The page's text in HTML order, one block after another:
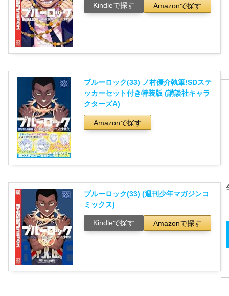
Kindleで探す Amazonで探す
ブルーロック(33) ノ村優介執筆!SDステ
ッカーセット付き特装版 (講談社キャラ
クターズA)
Amazonで探す
ブルーロック(33) (週刊少年マガジンコ
ミックス)
Kindleで探す Amazonで探す